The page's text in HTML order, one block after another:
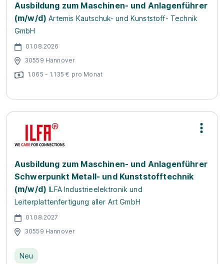
Ausbildung zum Maschinen- und Anlagenführer
(m/w/d) Artemis Kautschuk- und Kunststoff- Technik
GmbH
01.08.2026
30559 Hannover
1.065 - 1.135 € pro Monat
Ausbildung zum Maschinen- und Anlagenführer
Schwerpunkt Metall- und Kunststofftechnik
(m/w/d) ILFA Industrieelektronik und
Leiterplattenfertigung aller Art GmbH
01.08.2027
30559 Hannover
Neu